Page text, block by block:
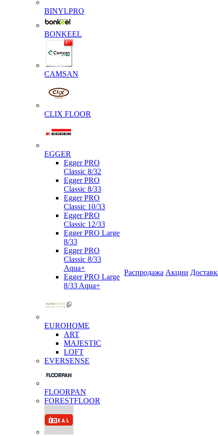
BINYLPRO
BONKEEL
CAMSAN
CLIX FLOOR
EGGER
Egger PRO
Classic 8/32
Egger PRO
Classic 8/33
Egger PRO
Classic 10/33
Egger PRO
Classic 12/33
Egger PRO Large
8/33
Egger PRO
Classic 8/33
Aqua+
Egger PRO Large
8/33 Aqua+
EUROHOME
ART
MAJESTIC
LOFT
EVERSENSE
FLOORPAN
FORESTFLOOR
Распродажа Акции